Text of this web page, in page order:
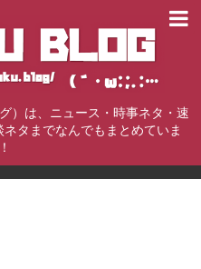
）は、ニュース・時事ネタ・速
タまでなんでもまとめていま